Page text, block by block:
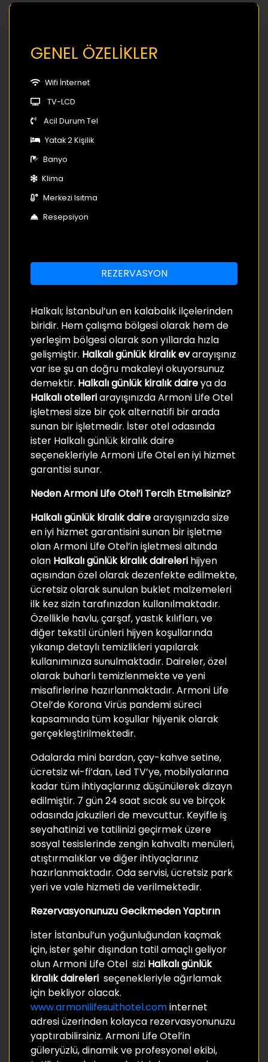
GENEL ÖZELİKLER
Wifi İnternet
TV-LCD
Acil Durum Tel
Yatak 2 Kişilik
Banyo
Klima
Merkezi Isıtma
Resepsiyon
REZERVASYON
Halkalı; İstanbul’un en kalabalık ilçelerinden
biridir. Hem çalışma bölgesi olarak hem de
yerleşim bölgesi olarak son yıllarda hızla
gelişmiştir. Halkalı günlük kiralık evarayışınız
var ise şu an doğru makaleyi okuyorsunuz
demektir. Halkalı günlük kiralık daireya da
Halkalı otelleriarayışınızda Armoni Life Otel
işletmesi size bir çok alternatifi bir arada
sunan bir işletmedir. İster otel odasında
ister Halkalı günlük kiralık daire
seçenekleriyle Armoni Life Otel en iyi hizmet
garantisi sunar.
Neden Armoni Life Otel’i Tercih Etmelisiniz?
Halkalı günlük kiralık dairearayışınızda size
en iyi hizmet garantisini sunan bir işletme
olan Armoni Life Otel’in işletmesi altında
olan Halkalı günlük kiralık daireleri hijyen
açısından özel olarak dezenfekte edilmekte,
ücretsiz olarak sunulan buklet malzemeleri
ilk kez sizin tarafınızdan kullanılmaktadır.
Özellikle havlu, çarşaf, yastık kılıfları, ve
diğer tekstil ürünleri hijyen koşullarında
yıkanıp detaylı temizlikleri yapılarak
kullanımınıza sunulmaktadır. Daireler, özel
olarak buharlı temizlenmekte ve yeni
misafirlerine hazırlanmaktadır. Armoni Life
Otel’de Korona Virüs pandemi süreci
kapsamında tüm koşullar hijyenik olarak
gerçekleştirilmektedir.
Odalarda mini bardan, çay-kahve setine,
ücretsiz wi-fi’dan, Led TV’ye, mobilyalarına
kadar tüm ihtiyaçlarınız düşünülerek dizayn
edilmiştir. 7 gün 24 saat sıcak su ve birçok
odasında jakuzileri de mevcuttur. Keyifle iş
seyahatinizi ve tatilinizi geçirmek üzere
sosyal tesislerinde zengin kahvaltı menüleri,
atıştırmalıklar ve diğer ihtiyaçlarınız
hazırlanmaktadır. Oda servisi, ücretsiz park
yeri ve vale hizmeti de verilmektedir.
Rezervasyonunuzu Gecikmeden Yaptırın
İster İstanbul’un yoğunluğundan kaçmak
için, ister şehir dışından tatil amaçlı geliyor
olun Armoni Life Otel sizi Halkalı günlük
kiralık daireleri seçenekleriyle ağırlamak
için bekliyor olacak.
www.armonilifesuithotel.cominternet
adresi üzerinden kolayca rezervasyonunuzu
yaptırabilirsiniz. Armoni Life Otel’in
güleryüzlü, dinamik ve profesyonel ekibi,